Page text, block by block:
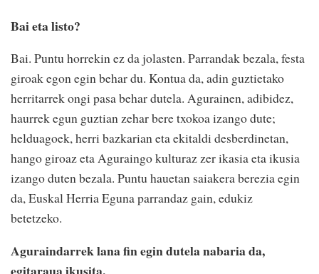
Bai eta listo?
Bai. Puntu horrekin ez da jolasten. Parrandak bezala, festa
giroak egon egin behar du. Kontua da, adin guztietako
herritarrek ongi pasa behar dutela. Agurainen, adibidez,
haurrek egun guztian zehar bere txokoa izango dute;
helduagoek, herri bazkarian eta ekitaldi desberdinetan,
hango giroaz eta Aguraingo kulturaz zer ikasia eta ikusia
izango duten bezala. Puntu hauetan saiakera berezia egin
da, Euskal Herria Eguna parrandaz gain, edukiz
betetzeko.
Aguraindarrek lana fin egin dutela nabaria da,
egitaraua ikusita.